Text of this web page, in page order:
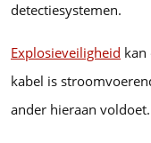
detectiesystemen.
Explosieveiligheid kan
kabel is
ander hieraan voldoet.